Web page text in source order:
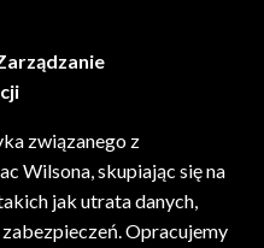
związanego z
Wilsona, skupiając się na
jak utrata danych,
Opracujemy